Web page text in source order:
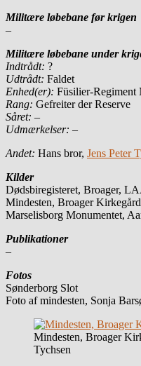
Militære løbebane før krigen
–
Militære løbebane under
Indtrådt: ?
Udtrådt: Faldet
Enhed(er): Füsilier-Regiment
Rang: Gefreiter der Reserve
Såret: –
Udmærkelser: –
Andet: Hans bror, Jens Peter
Kilder
Dødsbiregisteret, Broager,
Mindesten, Broager Kirkegård
Marselisborg Monumentet,
Publikationer
–
Fotos
Sønderborg Slot
Foto af mindesten, Sonja
Mindesten, Broager
Tychsen